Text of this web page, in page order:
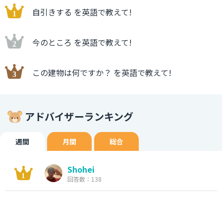
自引きする を英語で教えて!
今のところ を英語で教えて!
この建物は何ですか？ を英語で教えて!
アドバイザーランキング
週間 月間 総合
Shohei
回答数：138